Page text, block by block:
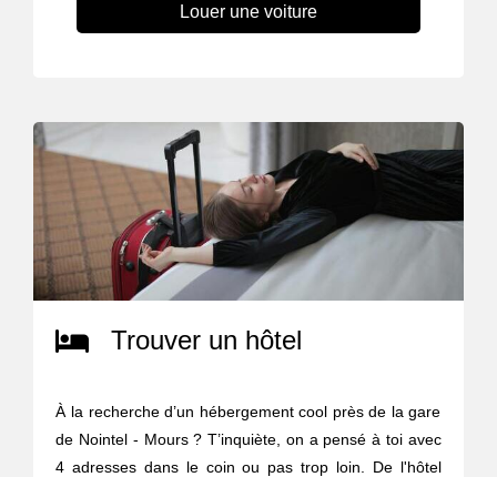
Louer une voiture
Trouver un hôtel
À la recherche d’un hébergement cool près de la gare
de Nointel - Mours ? T’inquiète, on a pensé à toi avec
4 adresses dans le coin ou pas trop loin. De l'hôtel